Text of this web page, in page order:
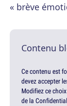
« brève
Contenu
Ce contenu est
devez accepter
Modifiez ce
de la